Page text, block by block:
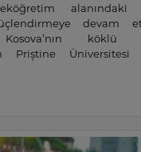
devam
köklü
Priştine
Priştine Üniversitesi
ortak araştırma